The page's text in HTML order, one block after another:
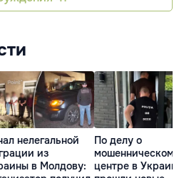
нелегальной
из
в Молдову:
По делу о
мошенническом
центре в Украине